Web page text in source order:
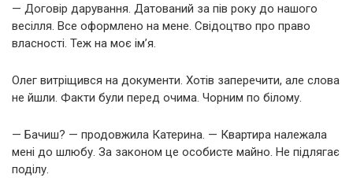
— Договір дарування. Датований за пів року до нашого
весілля. Все оформлено на мене. Свідоцтво про право
власності. Теж на моє ім’я.
Олег витріщився на документи. Хотів заперечити, але слова
не йшли. Факти були перед очима. Чорним по білому.
— Бачиш? — продовжила Катерина. — Квартира належала
мені до шлюбу. За законом це особисте майно. Не підлягає
поділу.